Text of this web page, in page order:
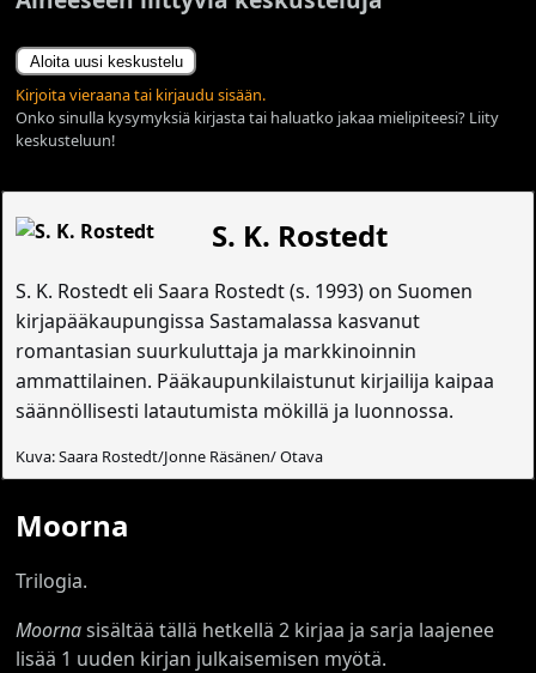
Aloita uusi keskustelu
Kirjoita vieraana tai kirjaudu sisään.
Onko sinulla kysymyksiä kirjasta tai haluatko jakaa mielipiteesi? Liity
keskusteluun!
S. K. Rostedt
S. K. Rostedt eli Saara Rostedt (s. 1993) on Suomen
kirjapääkaupungissa Sastamalassa kasvanut
romantasian suurkuluttaja ja markkinoinnin
ammattilainen. Pääkaupunkilaistunut kirjailija kaipaa
säännöllisesti latautumista mökillä ja luonnossa.
Kuva: Saara Rostedt/Jonne Räsänen/ Otava
Moorna
Trilogia.
Moornasisältää tällä hetkellä 2 kirjaa ja sarja laajenee
lisää 1 uuden kirjan julkaisemisen myötä.